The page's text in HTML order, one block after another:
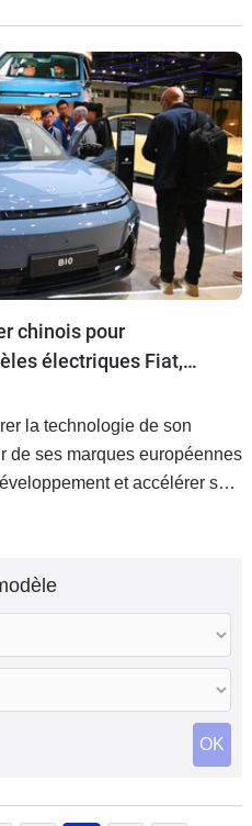
consécutive. Entre le
lithium et le pari audacieux
mise sur la R&D histoire
hors-jeu.
chinois pour
électriques Fiat,
la technologie de son
de ses marques européennes
et accélérer son
OK